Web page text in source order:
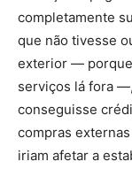
completamente
que não tivesse
exterior —
serviços lá fora
conseguisse
compras
iriam afetar a